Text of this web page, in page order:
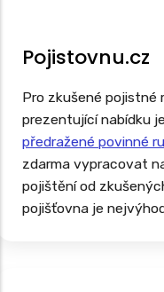
Pojistovnu.cz
Pro zkušené pojistné
prezentující nabídku
předražené povinné
zdarma vypracovat nabídku
pojištění od
pojišťovna je